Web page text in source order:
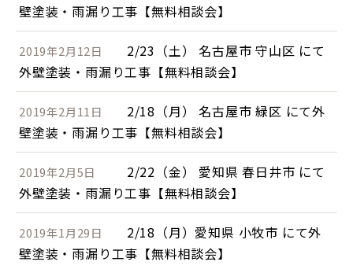
壁塗装・雨漏り工事【無料相談会】
2019年2月12日
2/23（土） 名古屋市 守山区 にて
外壁塗装・雨漏り工事【無料相談会】
2019年2月11日
2/18（月） 名古屋市 緑区 にて外
壁塗装・雨漏り工事【無料相談会】
2019年2月5日
2/22（金） 愛知県 春日井市 にて
外壁塗装・雨漏り工事【無料相談会】
2019年1月29日
2/18（月）愛知県 小牧市 にて外
壁塗装・雨漏り工事【無料相談会】